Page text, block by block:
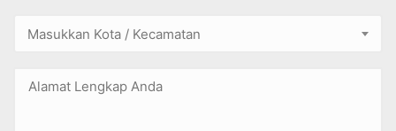
Masukkan Kota / Kecamatan